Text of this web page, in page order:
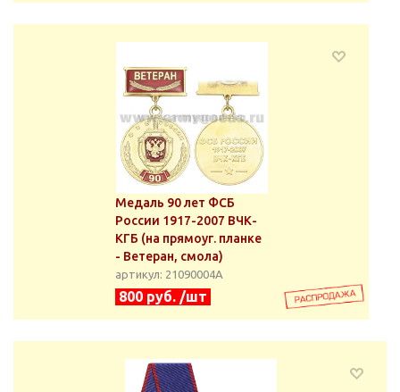
Медаль 90 лет ФСБ
России 1917-2007 ВЧК-
КГБ (на прямоуг. планке
- Ветеран, смола)
артикул: 21090004А
800 руб. /шт